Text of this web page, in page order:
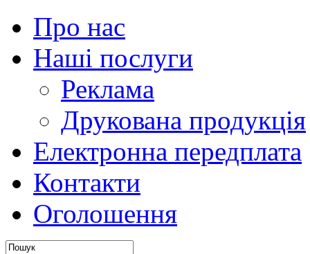
Про нас
Наші послуги
Реклама
Друкована продукція
Електронна передплата
Контакти
Оголошення